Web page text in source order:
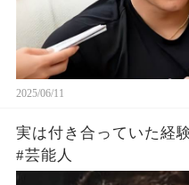
2025/06/11
実は付き合っていた経
#芸能人